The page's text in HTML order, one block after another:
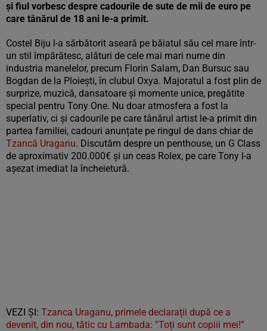
și fiul vorbesc despre cadourile de sute de mii de euro pe
care tânărul de 18 ani le-a primit.
Costel Biju l-a sărbătorit aseară pe băiatul său cel mare într-
un stil împărătesc, alături de cele mai mari nume din
industria manelelor, precum Florin Salam, Dan Bursuc sau
Bogdan de la Ploiești, în clubul Oxya. Majoratul a fost plin de
surprize, muzică, dansatoare și momente unice, pregătite
special pentru Tony One. Nu doar atmosfera a fost la
superlativ, ci și cadourile pe care tânărul artist le-a primit din
partea familiei, cadouri anunțate pe ringul de dans chiar de
Tzancă Uraganu. Discutăm despre un penthouse, un G Class
de aproximativ 200.000€ și un ceas Rolex, pe care Tony l-a
așezat imediat la încheietură.
VEZI ȘI: Tzanca Uraganu, primele declarații după ce a
devenit, din nou, tătic cu Lambada: ”Toți sunt copiii mei!”